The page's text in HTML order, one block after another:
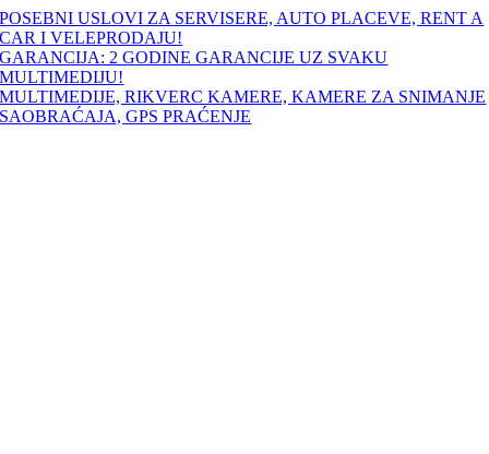
Skip
to
content
POSEBNI USLOVI ZA SERVISERE, AUTO PLACEVE, RENT A
CAR I VELEPRODAJU!
GARANCIJA: 2 GODINE GARANCIJE UZ SVAKU
MULTIMEDIJU!
MULTIMEDIJE, RIKVERC KAMERE, KAMERE ZA SNIMANJE
SAOBRAĆAJA, GPS PRAĆENJE